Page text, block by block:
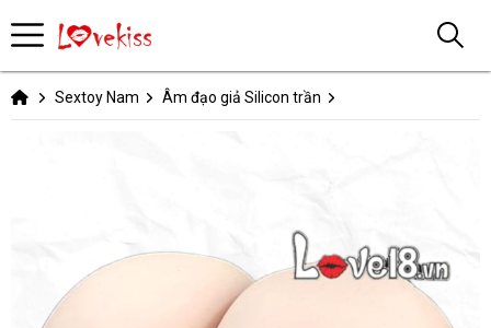
Sextoy Nam Âm đạo giả Silicon trần